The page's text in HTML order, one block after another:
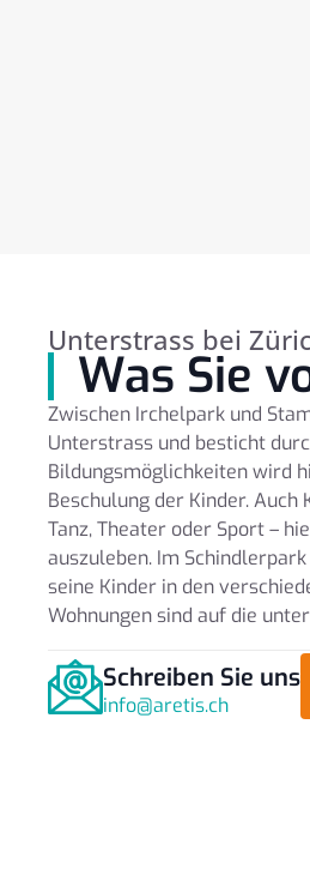
Unterstrass bei
Was Sie
Zwischen Irchelpark und
Unterstrass und besticht
Bildungsmöglichkeiten wird
Beschulung der Kinder.
Tanz, Theater oder Sport –
auszuleben. Im
seine Kinder in den
Wohnungen sind auf die
Schreiben Sie uns
info@aretis.ch